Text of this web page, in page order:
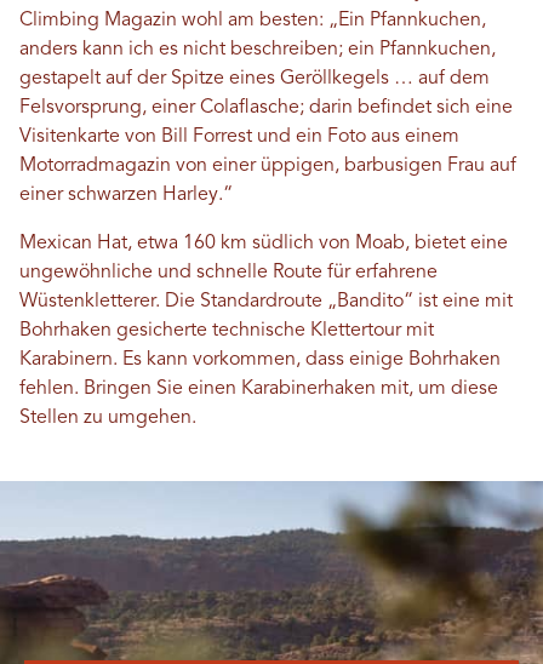
Climbing Magazin wohl am besten: „Ein Pfannkuchen,
anders kann ich es nicht beschreiben; ein Pfannkuchen,
gestapelt auf der Spitze eines Geröllkegels … auf dem
Felsvorsprung, einer Colaflasche; darin befindet sich eine
Visitenkarte von Bill Forrest und ein Foto aus einem
Motorradmagazin von einer üppigen, barbusigen Frau auf
einer schwarzen Harley.“
Mexican Hat, etwa 160 km südlich von Moab, bietet eine
ungewöhnliche und schnelle Route für erfahrene
Wüstenkletterer. Die Standardroute „Bandito“ ist eine mit
Bohrhaken gesicherte technische Klettertour mit
Karabinern. Es kann vorkommen, dass einige Bohrhaken
fehlen. Bringen Sie einen Karabinerhaken mit, um diese
Stellen zu umgehen.